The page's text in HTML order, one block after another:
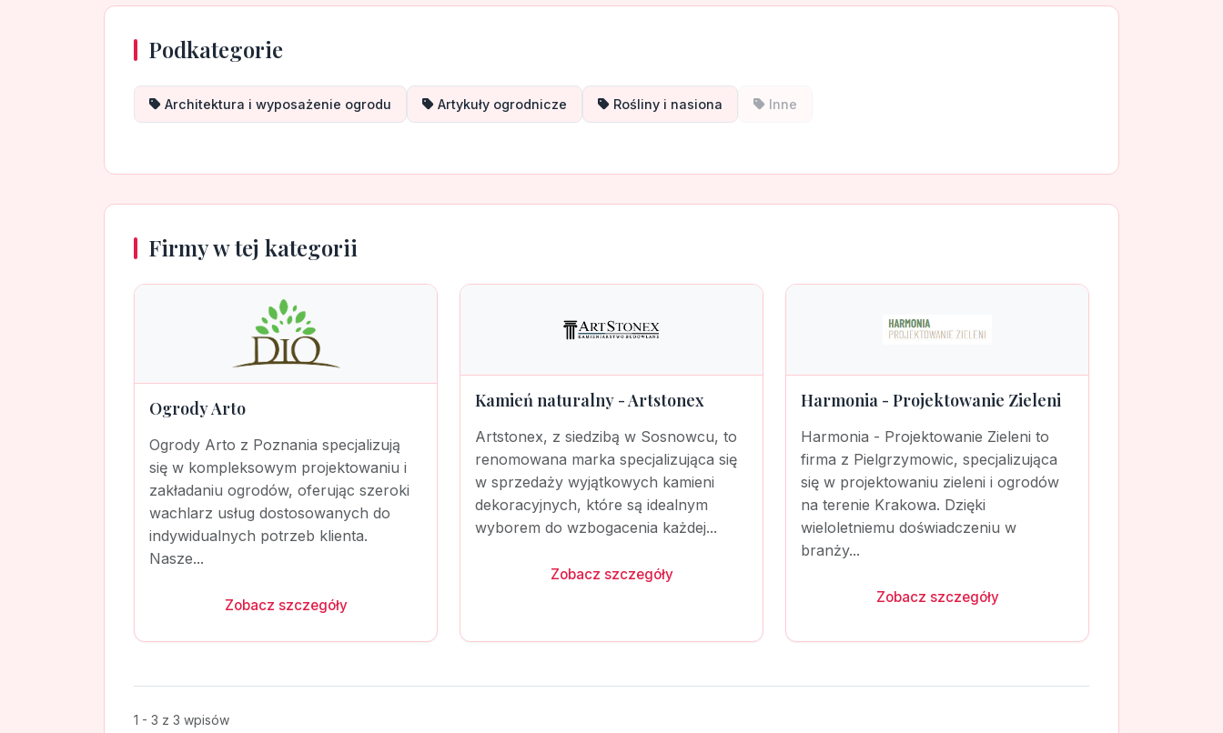
Podkategorie
Architektura i wyposażenie ogrodu Artykuły ogrodnicze Rośliny i nasiona Inne
Firmy w tej kategorii
Ogrody Arto
Ogrody Arto z Poznania specjalizują
się w kompleksowym projektowaniu i
zakładaniu ogrodów, oferując szeroki
wachlarz usług dostosowanych do
indywidualnych potrzeb klienta.
Nasze...
Zobacz szczegóły
Kamień naturalny - Artstonex
Artstonex, z siedzibą w Sosnowcu, to
renomowana marka specjalizująca się
w sprzedaży wyjątkowych kamieni
dekoracyjnych, które są idealnym
wyborem do wzbogacenia każdej...
Zobacz szczegóły
Harmonia - Projektowanie Zieleni
Harmonia - Projektowanie Zieleni to
firma z Pielgrzymowic, specjalizująca
się w projektowaniu zieleni i ogrodów
na terenie Krakowa. Dzięki
wieloletniemu doświadczeniu w
branży...
Zobacz szczegóły
1 - 3 z 3 wpisów